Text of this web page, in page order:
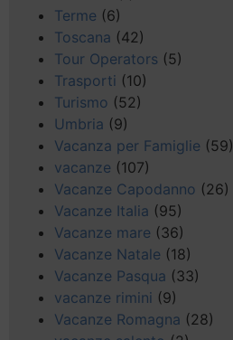
Terme (6)
Toscana (42)
Tour Operators (5)
Trasporti (10)
Turismo (52)
Umbria (9)
Vacanza per Famiglie (59)
vacanze (107)
Vacanze Capodanno (26)
Vacanze Italia (95)
Vacanze mare (36)
Vacanze Natale (18)
Vacanze Pasqua (33)
vacanze rimini (9)
Vacanze Romagna (28)